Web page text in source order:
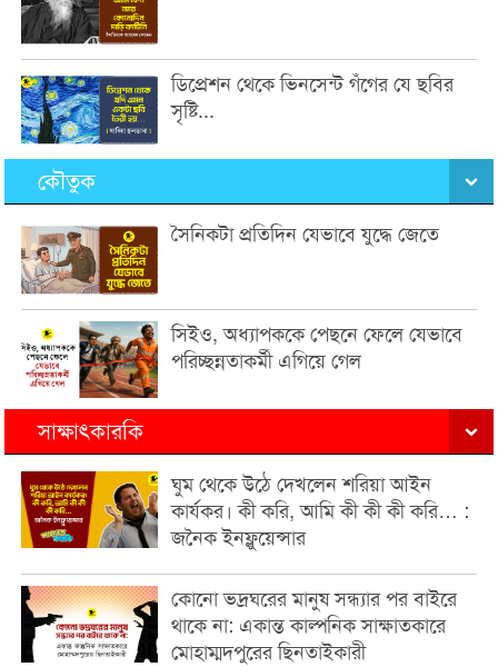
ডিপ্রেশন থেকে ভিনসেন্ট গঁগের যে ছবির
সৃষ্টি...
কৌতুক
সৈনিকটা প্রতিদিন যেভাবে যুদ্ধে জেতে
সিইও, অধ্যাপককে পেছনে ফেলে যেভাবে
পরিচ্ছন্নতাকর্মী এগিয়ে গেল
সাক্ষাৎকারকি
ঘুম থেকে উঠে দেখলেন শরিয়া আইন
কার্যকর। কী করি, আমি কী কী কী করি… :
জনৈক ইনফ্লুয়েন্সার
কোনো ভদ্রঘরের মানুষ সন্ধ্যার পর বাইরে
থাকে না: একান্ত কাল্পনিক সাক্ষাতকারে
মোহাম্মদপুরের ছিনতাইকারী